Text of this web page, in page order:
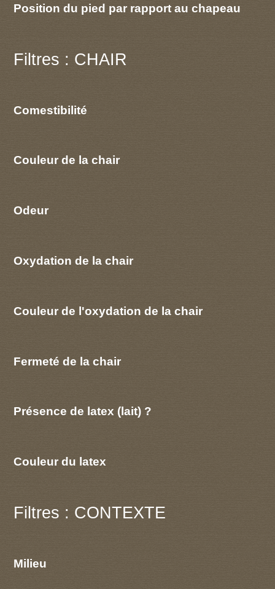
Position du pied par rapport au chapeau
Filtres : CHAIR
Comestibilité
Couleur de la chair
Odeur
Oxydation de la chair
Couleur de l'oxydation de la chair
Fermeté de la chair
Présence de latex (lait) ?
Couleur du latex
Filtres : CONTEXTE
Milieu